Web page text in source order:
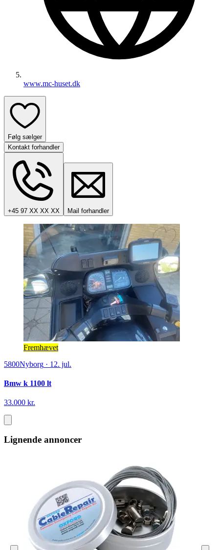
www.mc-huset.dk
Følg sælger
Kontakt forhandler
+45 97 XX XX XX Mail forhandler
Fremhævet
5800Nyborg · 12. jul.
Bmw k 1100 lt
33.000 kr.
Lignende annoncer